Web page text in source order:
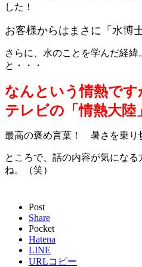
した！
お客様からはまさに「水博
さらに、水のことを学んだ経
と・・・
なんという情熱です
テレビの「情熱大陸
最高の褒め言葉！ 暑さを乗り
ところで、話の内容が気にな
ね。（笑）
Post
Share
Pocket
Hatena
LINE
URLコピー